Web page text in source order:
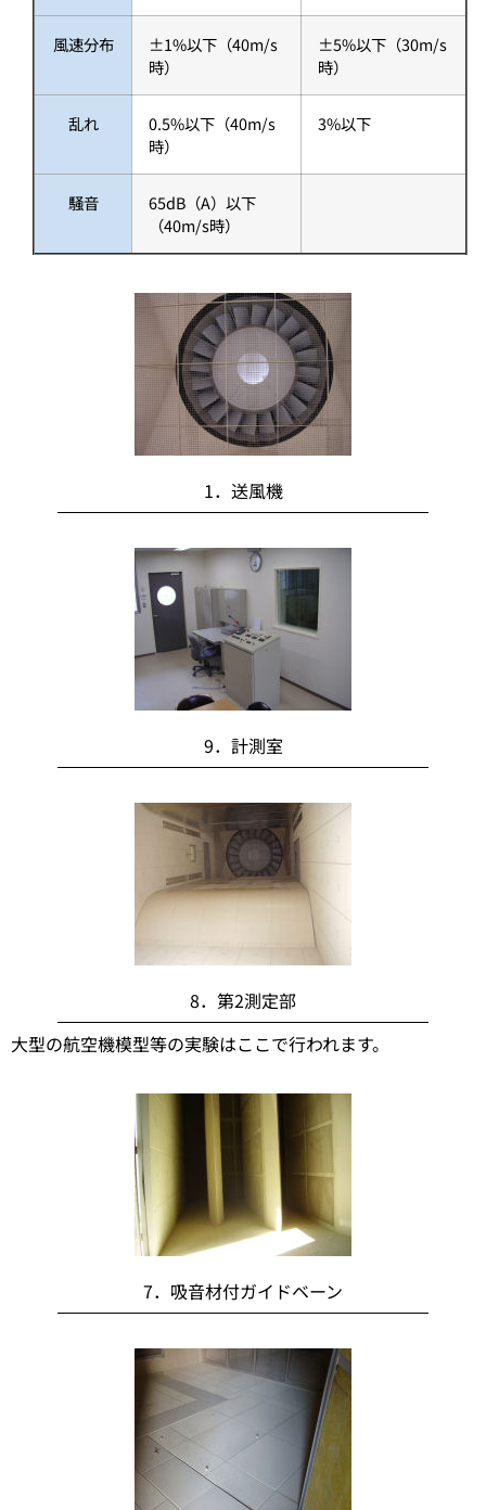
風速分布
±1%以下（40m/s
時）
±5%以下（30m/s
時）
乱れ
0.5%以下（40m/s
時）
3%以下
騒音
65dB（A）以下
（40m/s時）
1．送風機
9．計測室
8．第2測定部
大型の航空機模型等の実験はここで行われます。
7．吸音材付ガイドベーン